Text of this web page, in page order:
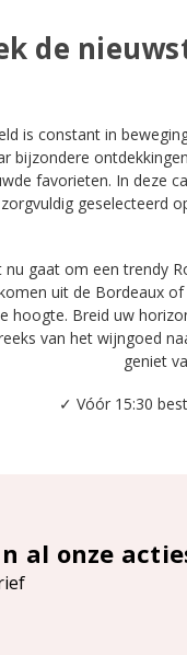
de
is constant in
bijzondere
favorieten. In deze
geselecteerd
nu gaat om een trendy
uit de Bordeaux
hoogte. Breid uw
van het wijngoed
geniet
✓ Vóór 15:30
al onze